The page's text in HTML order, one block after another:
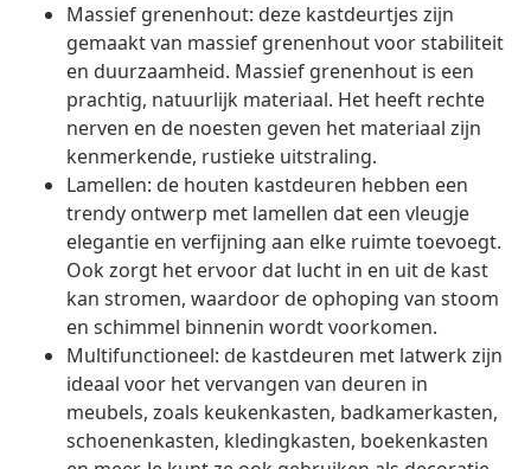
Massief grenenhout: deze kastdeurtjes zijn
gemaakt van massief grenenhout voor stabiliteit
en duurzaamheid. Massief grenenhout is een
prachtig, natuurlijk materiaal. Het heeft rechte
nerven en de noesten geven het materiaal zijn
kenmerkende, rustieke uitstraling.
Lamellen: de houten kastdeuren hebben een
trendy ontwerp met lamellen dat een vleugje
elegantie en verfijning aan elke ruimte toevoegt.
Ook zorgt het ervoor dat lucht in en uit de kast
kan stromen, waardoor de ophoping van stoom
en schimmel binnenin wordt voorkomen.
Multifunctioneel: de kastdeuren met latwerk zijn
ideaal voor het vervangen van deuren in
meubels, zoals keukenkasten, badkamerkasten,
schoenenkasten, kledingkasten, boekenkasten